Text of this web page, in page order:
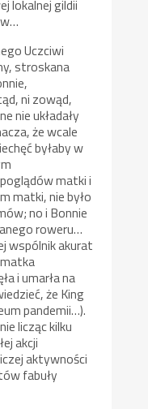
lokalnej gildii
Uczciwi
stroskana
ni zowąd,
nie układały
że wcale
byłaby w
matki i
matki, nie było
no i Bonnie
roweru…
wspólnik akurat
i umarła na
że King
pandemii…).
licząc kilku
akcji
aktywności
fabuły